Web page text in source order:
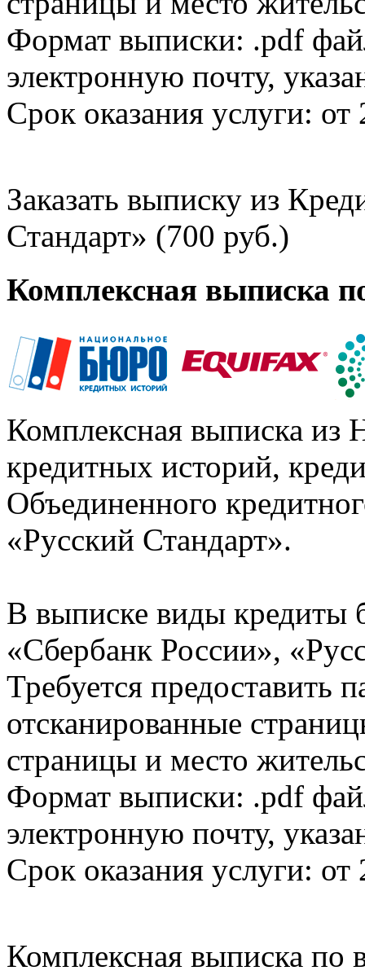
Формат выписки: .pdf
электронную почту,
Срок оказания услуги: от
Заказать выписку из
Стандарт» (700 руб.)
Комплексная выписка
Комплексная выписка из
кредитных историй,
Объединенного
«Русский Стандарт».
В выписке виды кредиты
«Сбербанк России»,
Требуется предоставить
отсканированные
страницы и место
Формат выписки: .pdf
электронную почту,
Срок оказания услуги: от
Комплексная выписка